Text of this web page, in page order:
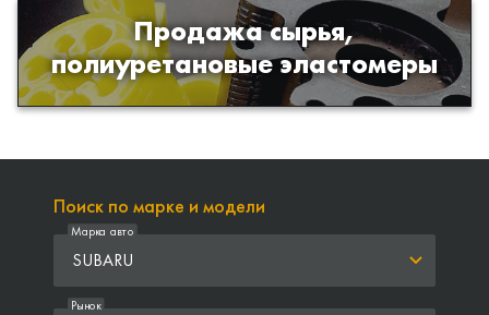
Продажа сырья,
полиуретановые эластомеры
Продажа сырья для производства
изделий из полиуретана
Поиск по марке и модели
SUBARU
Марка авто
Рынок